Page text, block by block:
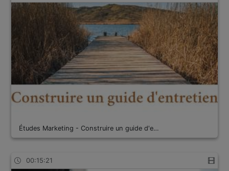
Études Marketing - Construire un guide d'e…
00:15:21